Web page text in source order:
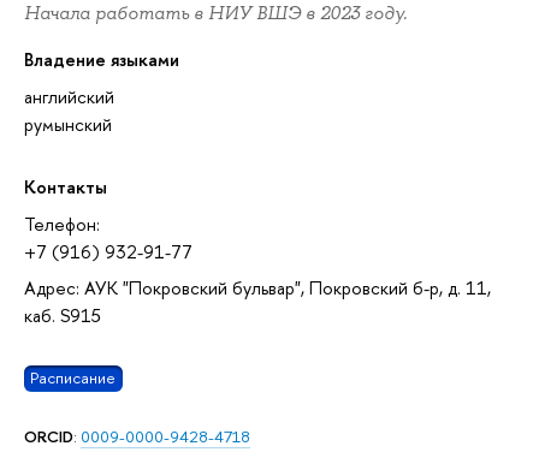
Начала работать в НИУ ВШЭ в 2023 году.
Владение языками
английский
румынский
Контакты
Телефон:
+7 (916) 932-91-77
Адрес: АУК "Покровский бульвар", Покровский б-р, д. 11,
каб. S915
Расписание
ORCID: 0009-0000-9428-4718